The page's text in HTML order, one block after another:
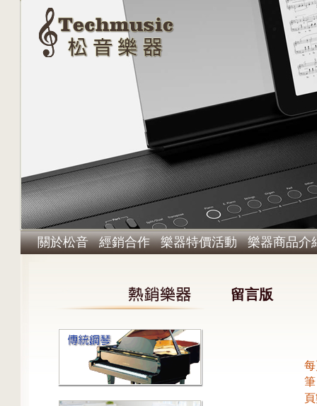
關於松音 經銷合作 樂器特價活動 樂器商品介
留言版
筆